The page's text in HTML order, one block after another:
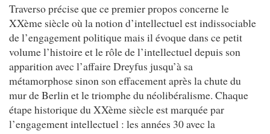
Traverso précise que ce premier propos concerne le
XXème siècle où la notion d’intellectuel est indissociable
de l’engagement politique mais il évoque dans ce petit
volume l’histoire et le rôle de l’intellectuel depuis son
apparition avec l’affaire Dreyfus jusqu’à sa
métamorphose sinon son effacement après la chute du
mur de Berlin et le triomphe du néolibéralisme. Chaque
étape historique du XXème siècle est marquée par
l’engagement intellectuel : les années 30 avec la